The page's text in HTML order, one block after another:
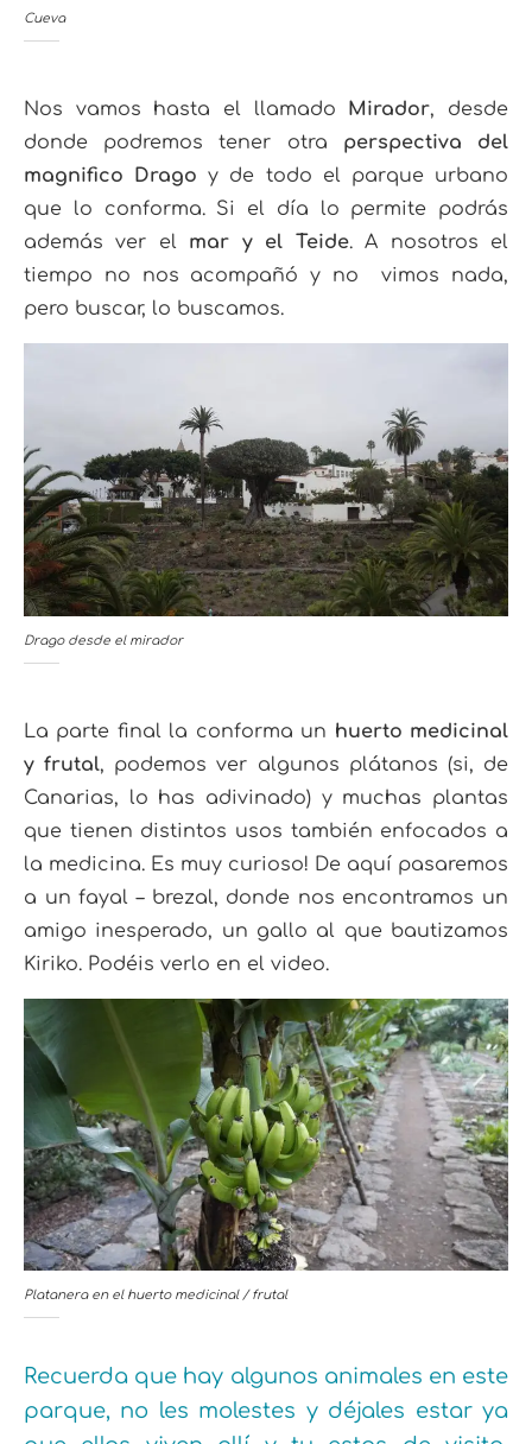
Cueva
Nos vamos hasta el llamado Mirador, desde
donde podremos tener otra perspectiva del
magnifico Drago y de todo el parque urbano
que lo conforma. Si el día lo permite podrás
además ver el mar y el Teide. A nosotros el
tiempo no nos acompañó y no vimos nada,
pero buscar, lo buscamos.
Drago desde el mirador
La parte final la conforma un huerto medicinal
y frutal, podemos ver algunos plátanos (si, de
Canarias, lo has adivinado) y muchas plantas
que tienen distintos usos también enfocados a
la medicina. Es muy curioso! De aquí pasaremos
a un fayal – brezal, donde nos encontramos un
amigo inesperado, un gallo al que bautizamos
Kiriko. Podéis verlo en el video.
Platanera en el huerto medicinal / frutal
Recuerda que hay algunos animales en este
parque, no les molestes y déjales estar ya